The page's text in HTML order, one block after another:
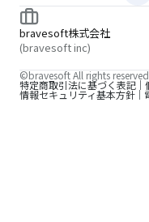
bravesoft株式会社
(bravesoft inc)
特定商取引法に基づく表記
情報セキュリティ基本方針
©bravesoft All rights